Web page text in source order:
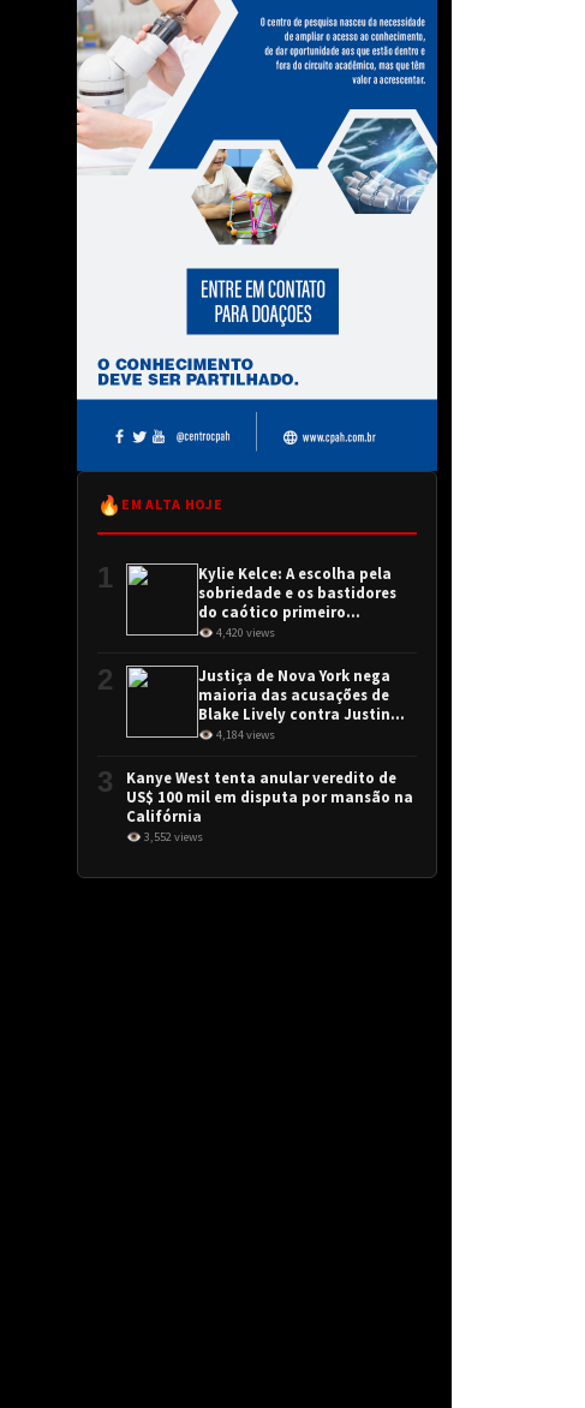
🔥 EM ALTA HOJE
1
Kylie Kelce: A escolha pela
sobriedade e os bastidores
do caótico primeiro
encontro
👁 4,420 views
2
Justiça de Nova York nega
maioria das acusações de
Blake Lively contra Justin
Baldoni
👁 4,184 views
3
Kanye West tenta anular veredito de
US$ 100 mil em disputa por mansão na
Califórnia
👁 3,552 views